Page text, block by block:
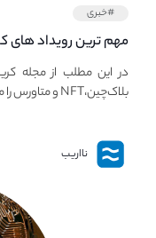
#خبری
معرفی بهترین رویداد
در این مطلب از مجله
بلاک‌چین،NFT و متاورس را معرفی می‌کنیم.
نااریب